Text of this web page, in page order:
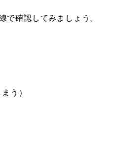
で確認してみましょう。
う）